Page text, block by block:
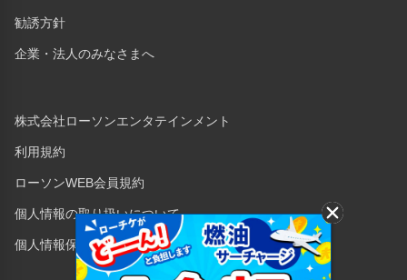
勧誘方針
企業・法人のみなさまへ
株式会社ローソンエンタテインメント
利用規約
ローソンWEB会員規約
個人情報の取り扱いについて
個人情報保護方針